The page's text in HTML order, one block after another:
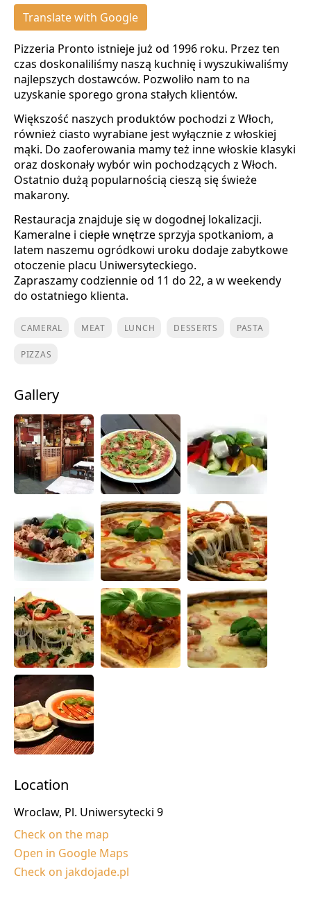
Translate with Google
Pizzeria Pronto istnieje już od 1996 roku. Przez ten
czas doskonaliliśmy naszą kuchnię i wyszukiwaliśmy
najlepszych dostawców. Pozwoliło nam to na
uzyskanie sporego grona stałych klientów.
Większość naszych produktów pochodzi z Włoch,
również ciasto wyrabiane jest wyłącznie z włoskiej
mąki. Do zaoferowania mamy też inne włoskie klasyki
oraz doskonały wybór win pochodzących z Włoch.
Ostatnio dużą popularnością cieszą się świeże
makarony.
Restauracja znajduje się w dogodnej lokalizacji.
Kameralne i ciepłe wnętrze sprzyja spotkaniom, a
latem naszemu ogródkowi uroku dodaje zabytkowe
otoczenie placu Uniwersyteckiego.
Zapraszamy codziennie od 11 do 22, a w weekendy
do ostatniego klienta.
CAMERAL MEAT LUNCH DESSERTS PASTA
PIZZAS
Gallery
Location
Wroclaw, Pl. Uniwersytecki 9
Check on the map
Open in Google Maps
Check on jakdojade.pl